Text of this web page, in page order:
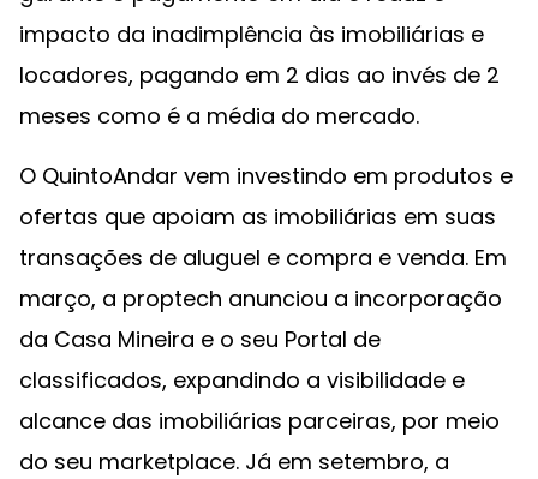
impacto da inadimplência às imobiliárias e
locadores, pagando em 2 dias ao invés de 2
meses como é a média do mercado.
O QuintoAndar vem investindo em produtos e
ofertas que apoiam as imobiliárias em suas
transações de aluguel e compra e venda. Em
março, a proptech anunciou a incorporação
da Casa Mineira e o seu Portal de
classificados, expandindo a visibilidade e
alcance das imobiliárias parceiras, por meio
do seu marketplace. Já em setembro, a